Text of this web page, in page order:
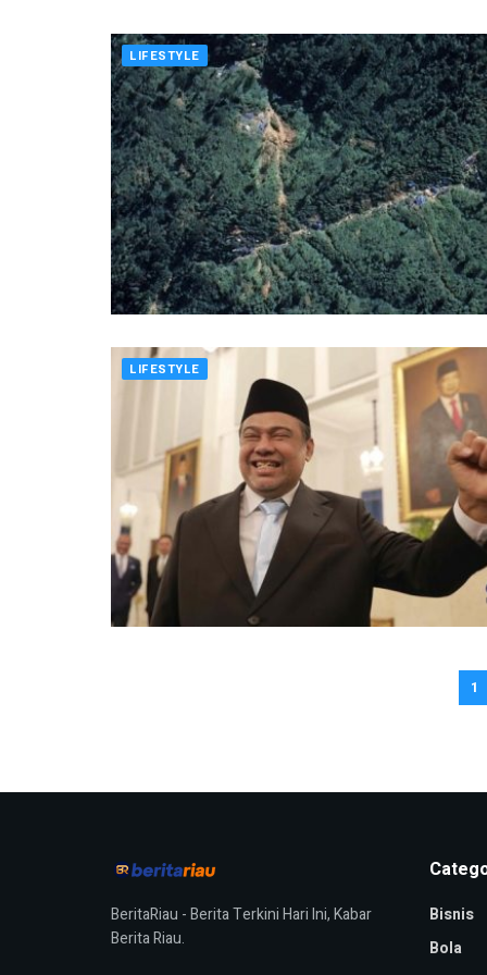
LIFESTYLE
LIFESTYLE
1
BeritaRiau - Berita Terkini Hari Ini, Kabar
Berita Riau.
Bisnis
Bola